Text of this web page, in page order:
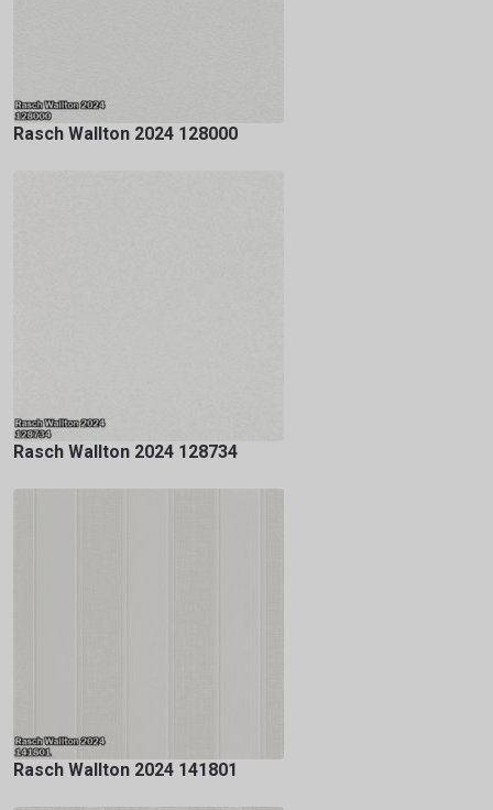
Rasch Wallton 2024 128000
Rasch Wallton 2024 128734
Rasch Wallton 2024 141801